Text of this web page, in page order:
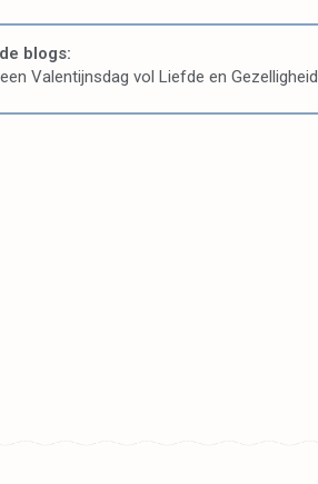
blogs:
Valentijnsdag vol Liefde en Gezelligheid